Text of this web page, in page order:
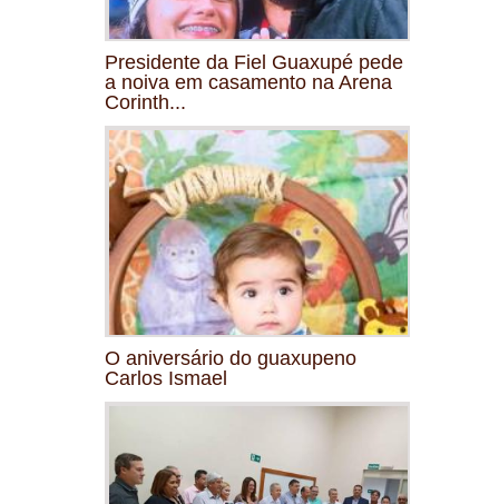
Presidente da Fiel Guaxupé pede
a noiva em casamento na Arena
Corinth...
O aniversário do guaxupeno
Carlos Ismael